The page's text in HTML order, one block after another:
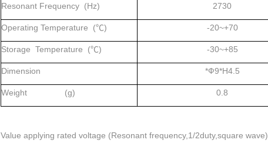
Resonant Frequency (Hz) 2730
Operating Temperature (℃) -20~+70
Storage Temperature (℃) -30~+85
Dimension *Ф9*H4.5
Weight (g) 0.8
Value applying rated voltage (Resonant frequency,1/2duty,square wave)